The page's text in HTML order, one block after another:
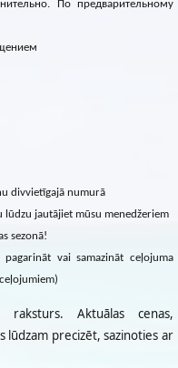
По предварительному
divvietīgajā numurā
jautājiet mūsu menedžeriem
sezonā!
vai samazināt ceļojuma
Aktuālas cenas,
lūdzam precizēt, sazinoties ar